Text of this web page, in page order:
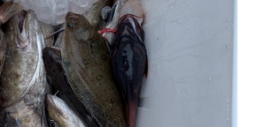
会社概要